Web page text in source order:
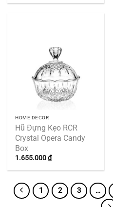
HOME DECOR
Hũ Đựng Kẹo RCR
Crystal Opera Candy
Box
1.655.000₫
1 2 3 …